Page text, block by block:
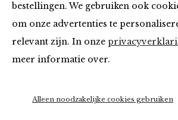
bestellingen. We gebruiken ook
om onze advertenties te
relevant zijn. In onze
meer informatie over.
Alleen noodzakelijke cookies gebruiken
Jeans in het medium-
Home Winkel Kleding Jeans